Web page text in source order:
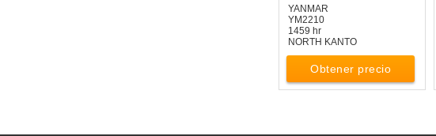
YANMAR
YM2210
1459 hr
NORTH KANTO
Obtener precio